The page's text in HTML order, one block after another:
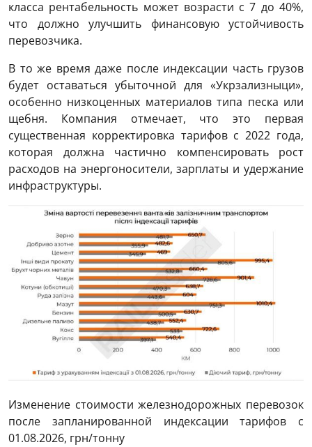
класса рентабельность может возрасти с 7 до 40%,
что должно улучшить финансовую устойчивость
перевозчика.
В то же время даже после индексации часть грузов
будет оставаться убыточной для «Укрзализныци»,
особенно низкоценных материалов типа песка или
щебня. Компания отмечает, что это первая
существенная корректировка тарифов с 2022 года,
которая должна частично компенсировать рост
расходов на энергоносители, зарплаты и удержание
инфраструктуры.
Изменение стоимости железнодорожных перевозок
после запланированной индексации тарифов с
01.08.2026, грн/тонну